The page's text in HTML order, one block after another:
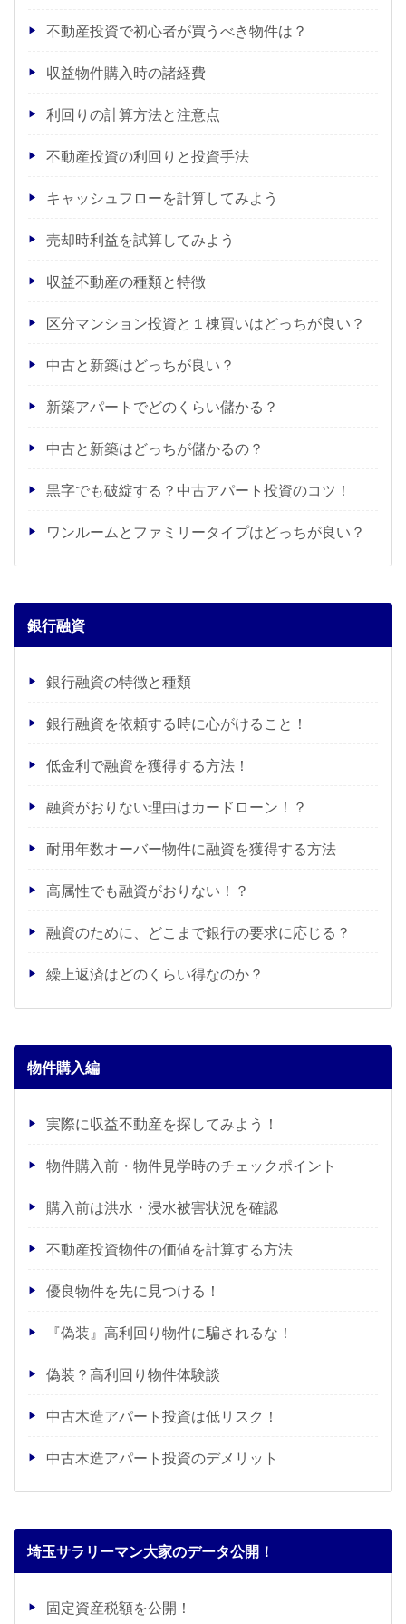
不動産投資で初心者が買うべき物件は？
収益物件購入時の諸経費
利回りの計算方法と注意点
不動産投資の利回りと投資手法
キャッシュフローを計算してみよう
売却時利益を試算してみよう
収益不動産の種類と特徴
区分マンション投資と１棟買いはどっちが良い？
中古と新築はどっちが良い？
新築アパートでどのくらい儲かる？
中古と新築はどっちが儲かるの？
黒字でも破綻する？中古アパート投資のコツ！
ワンルームとファミリータイプはどっちが良い？
銀行融資
銀行融資の特徴と種類
銀行融資を依頼する時に心がけること！
低金利で融資を獲得する方法！
融資がおりない理由はカードローン！？
耐用年数オーバー物件に融資を獲得する方法
高属性でも融資がおりない！？
融資のために、どこまで銀行の要求に応じる？
繰上返済はどのくらい得なのか？
物件購入編
実際に収益不動産を探してみよう！
物件購入前・物件見学時のチェックポイント
購入前は洪水・浸水被害状況を確認
不動産投資物件の価値を計算する方法
優良物件を先に見つける！
『偽装』高利回り物件に騙されるな！
偽装？高利回り物件体験談
中古木造アパート投資は低リスク！
中古木造アパート投資のデメリット
埼玉サラリーマン大家のデータ公開！
固定資産税額を公開！